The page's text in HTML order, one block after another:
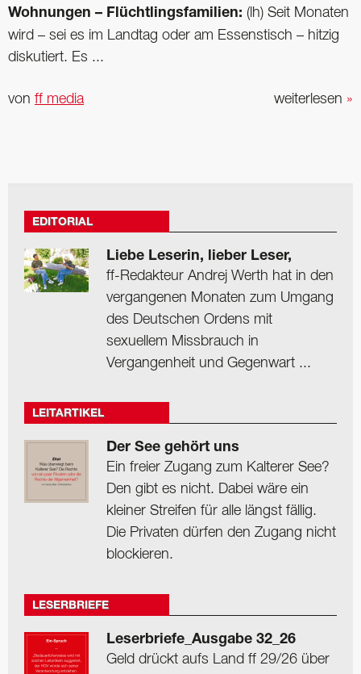
Wohnungen – Flüchtlingsfamilien: (lh) Seit Monaten
wird – sei es im Landtag oder am Essens­tisch – hitzig
diskutiert. Es ...
weiterlesen »
von ff media
EDITORIAL
Liebe Leserin, lieber Leser,
ff-Redakteur Andrej Werth hat in den
vergangenen Monaten zum Umgang
des Deutschen Ordens mit
sexuellem Missbrauch in
Vergangenheit und Gegenwart ...
LEITARTIKEL
Der See gehört uns
Ein freier Zugang zum Kalterer See?
Den gibt es nicht. Dabei wäre ein
kleiner Streifen für alle längst fällig.
Die Privaten dürfen den Zugang nicht
blockieren.
LESERBRIEFE
Leserbriefe_Ausgabe 32_26
Geld drückt aufs Land ff 29/26 über